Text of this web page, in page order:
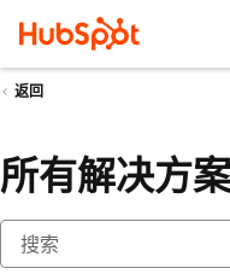
返回
所有解决方